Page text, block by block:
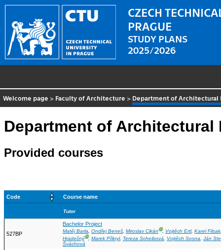
CZECH
PRAGUE
STUDY PLANS
2025/2026
Welcome page > Faculty of Architecture > Department of Architectural
Department of Architectural
Provided courses
Code Course name
Tutor
527BP
Bachelor Project
Matěj Barla, Ondřej Beneš, Miroslav CikánⒼ, Vojtěch Ertl, Karel Filsak
HradečnýⒼ, Marek Přikryl, Tereza Scheibová Vojtěch Sosna
Ján
Šváchová